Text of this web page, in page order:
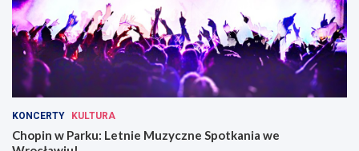
KONCERTY KULTURA
Chopin w Parku: Letnie Muzyczne Spotkania we